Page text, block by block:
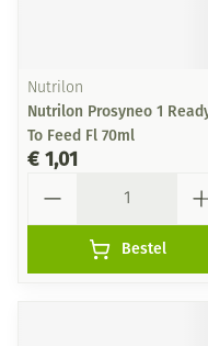
Nutrilon
Nutrilon Prosyneo 1
To Feed Fl 70ml
€ 1,01
Bestel